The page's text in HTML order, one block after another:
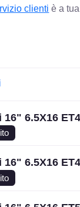
clienti è a
6.5X16
6.5X16